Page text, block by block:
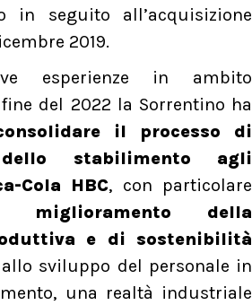
in seguito all’acquisizione
2019.
esperienze in ambito
del 2022 la Sorrentino ha
il processo di
dello stabilimento agli
Cola HBC, con particolare
miglioramento della
e di sostenibilità
sviluppo del personale in
una realtà industriale